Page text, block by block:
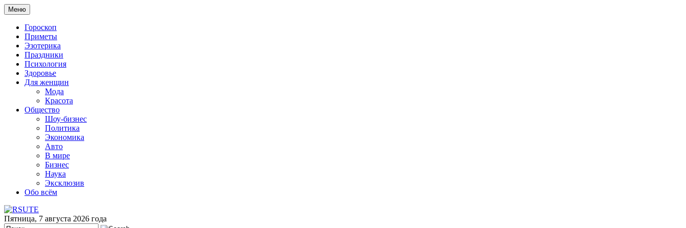
Меню
Гороскоп
Приметы
Эзотерика
Праздники
Психология
Здоровье
Для женщин
Мода
Красота
Общество
Шоу-бизнес
Политика
Экономика
Авто
В мире
Бизнес
Наука
Эксклюзив
Обо всём
Пятница, 7 августа 2026 года